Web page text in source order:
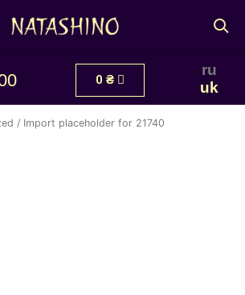
0 ₴
ru
uk
/ Import placeholder for 21740